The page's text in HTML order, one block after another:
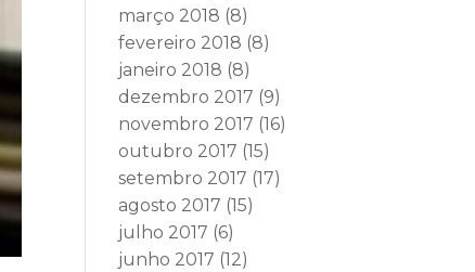
março 2018 (8)
fevereiro 2018 (8)
janeiro 2018 (8)
dezembro 2017 (9)
novembro 2017 (16)
outubro 2017 (15)
setembro 2017 (17)
agosto 2017 (15)
julho 2017 (6)
junho 2017 (12)